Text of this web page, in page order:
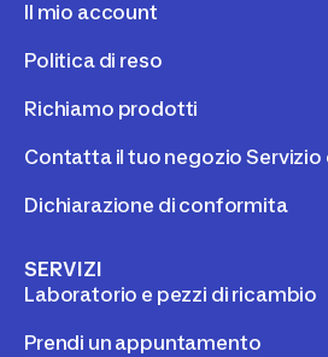
Il mio account
Politica di reso
Richiamo prodotti
Contatta il tuo negozio Servizio
Dichiarazione di conformita
SERVIZI
Laboratorio e pezzi di ricambio
Prendi un appuntamento